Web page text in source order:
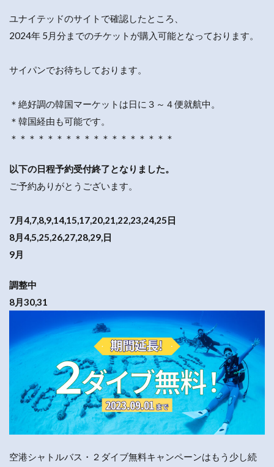
ユナイテッドのサイトで確認したところ、
2024年 5月分までのチケットが購入可能となっております。
サイパンでお待ちしております。
＊絶好調の韓国マーケットは日に３～４便就航中。
＊韓国経由も可能です。
＊＊＊＊＊＊＊＊＊＊＊＊＊＊＊＊＊＊
以下の日程予約受付終了となりました。
ご予約ありがとうございます。
7月4,7,8,9,14,15,17,20,21,22,23,24,25日
8月4,5,25,26,27,28,29,日
9月
調整中
8月30,31
空港シャトルバス・２ダイブ無料キャンペーンはもう少し続